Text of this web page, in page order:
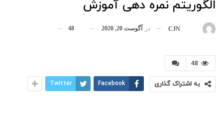
الگوریتم نمره دهی آموزش
CJN در آگوست 20, 2020 48
48
به اشتراک گذاری Facebook
Twitter